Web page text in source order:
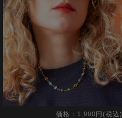
価格：1,990円(税込)